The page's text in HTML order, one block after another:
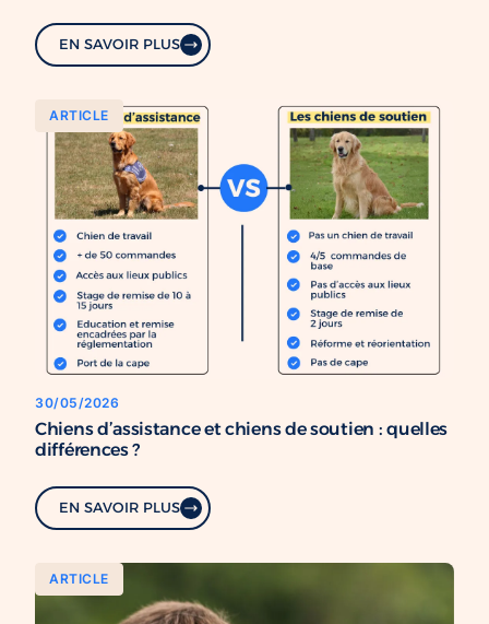
EN SAVOIR PLUS
ARTICLE
30/05/2026
Chiens d’assistance et chiens de soutien : quelles
différences ?
EN SAVOIR PLUS
ARTICLE